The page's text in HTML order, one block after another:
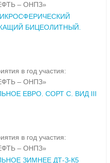
– ОНПЗ»
БИЦЕОЛИТНЫЙ.
в год участия:
– ОНПЗ»
ЕВРО. СОРТ С. ВИД III
в год участия:
– ОНПЗ»
ЗИМНЕЕ ДТ-З-К5